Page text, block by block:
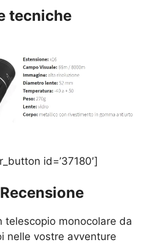
tecniche
id=’37180′]
telescopio monocolare da
nelle vostre avventure